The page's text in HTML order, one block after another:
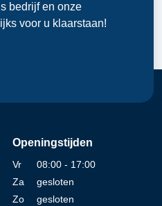
bedrijf en onze
voor u klaarstaan!
Openingstijden
Vr
08:00 - 17:00
Za
gesloten
Zo
gesloten